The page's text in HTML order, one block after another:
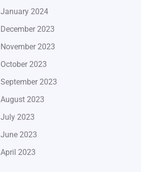
January 2024
December 2023
November 2023
October 2023
September 2023
August 2023
July 2023
June 2023
April 2023